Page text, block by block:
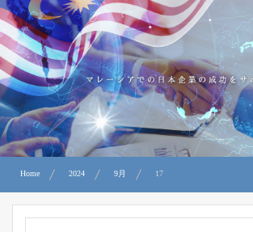
労務サービス
プライバシーポリシー及び著作権について
お問合せ
Home 2024 9月 17